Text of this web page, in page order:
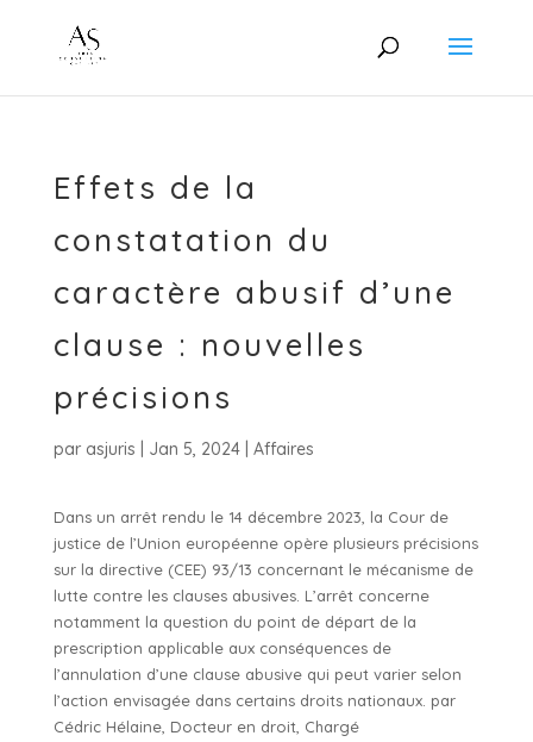
Effets de la
constatation du
caractère abusif d’une
clause : nouvelles
précisions
par asjuris Jan 5, 2024| Affaires
Dans un arrêt rendu le 14 décembre 2023, la Cour de
justice de l’Union européenne opère plusieurs précisions
sur la directive (CEE) 93/13 concernant le mécanisme de
lutte contre les clauses abusives. L’arrêt concerne
notamment la question du point de départ de la
prescription applicable aux conséquences de
l’annulation d’une clause abusive qui peut varier selon
l’action envisagée dans certains droits nationaux. par
Cédric Hélaine, Docteur en droit, Chargé